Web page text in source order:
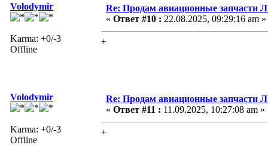
Volodymir
Karma: +0/-3
Offline
Re: Продам авиационные запчасти
« Ответ #10 : 22.08.2025, 09:29:16 am »
+
Volodymir
Karma: +0/-3
Offline
Re: Продам авиационные запчасти
« Ответ #11 : 11.09.2025, 10:27:08 am »
+